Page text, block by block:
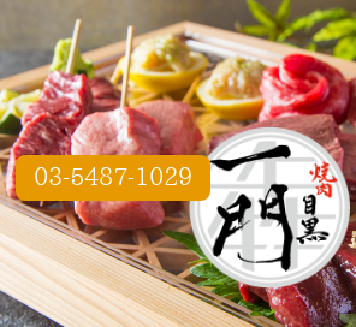
03-5487-1029